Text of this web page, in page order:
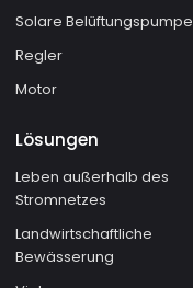
Solare Belüftungspumpe
Regler
Motor
Lösungen
Leben außerhalb des
Stromnetzes
Landwirtschaftliche
Bewässerung